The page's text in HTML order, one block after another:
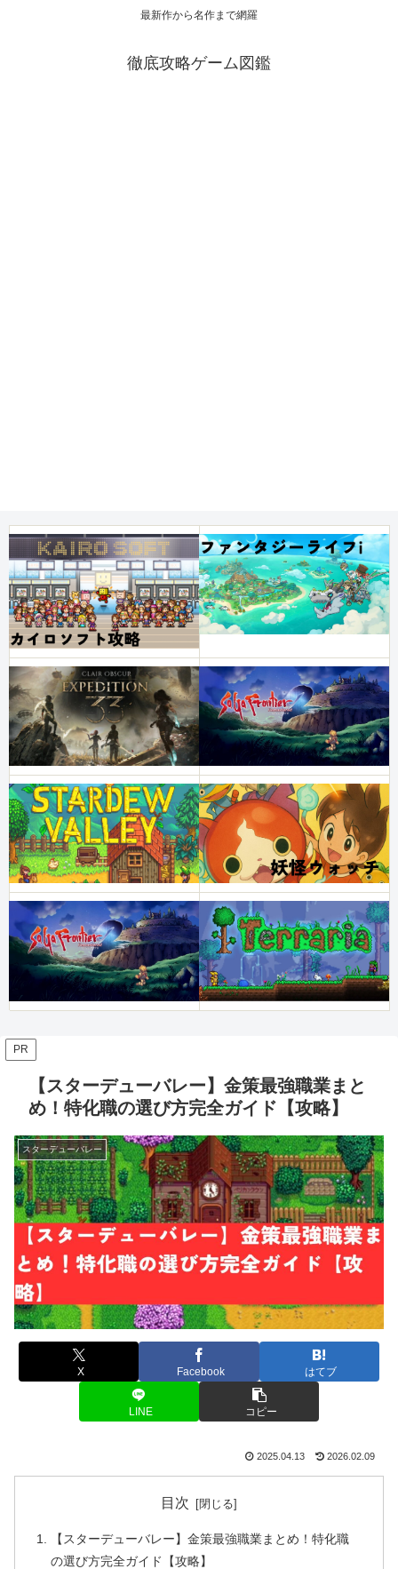
最新作から名作まで網羅
徹底攻略ゲーム図鑑
PR
【スターデューバレー】金策最強職業まと
め！特化職の選び方完全ガイド【攻略】
スターデューバレー
X Facebook はてブ
LINE コピー
2025.04.13 2026.02.09
目次
【スターデューバレー】金策最強職業まとめ！特化職
の選び方完全ガイド【攻略】